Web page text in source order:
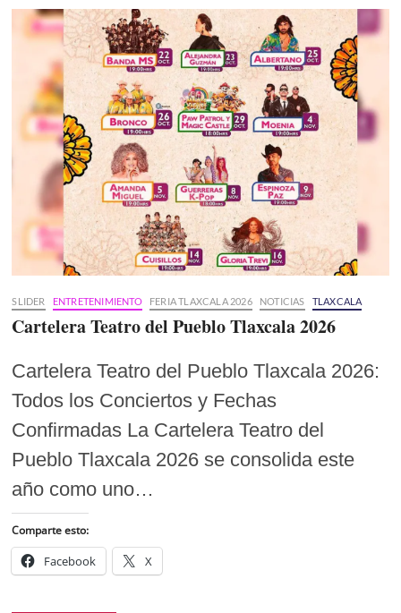
SLIDER ENTRETENIMIENTO FERIA TLAXCALA 2026 NOTICIAS TLAXCALA
Cartelera Teatro del Pueblo Tlaxcala 2026
Cartelera Teatro del Pueblo Tlaxcala 2026:
Todos los Conciertos y Fechas
Confirmadas La Cartelera Teatro del
Pueblo Tlaxcala 2026 se consolida este
año como uno…
Comparte esto:
Facebook X